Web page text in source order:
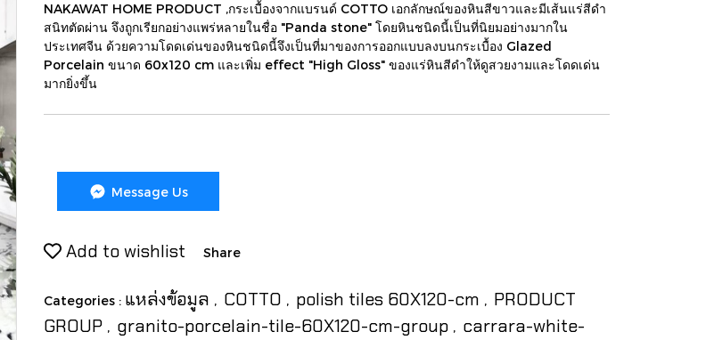
NAKAWAT HOME PRODUCT ,กระเบื้องจากแบรนด์ COTTO เอกลักษณ์ของหินสีขาวและมีเส้นแร่สีดำ
สนิทตัดผ่าน จึงถูกเรียกอย่างแพร่หลายในชื่อ "Panda stone" โดยหินชนิดนี้เป็นที่นิยมอย่างมากใน
ประเทศจีน ด้วยความโดดเด่นของหินชนิดนี้จึงเป็นที่มาของการออกแบบลงบนกระเบื้อง Glazed
Porcelain ขนาด 60x120 cm และเพิ่ม effect "High Gloss" ของแร่หินสีดำให้ดูสวยงามและโดดเด่น
มากยิ่งขึ้น
Message Us
Add to wishlist Share
Categories : แหล่งข้อมูล , COTTO , polish tiles 60X120-cm , PRODUCT
GROUP , granito-porcelain-tile-60X120-cm-group , carrara-white-